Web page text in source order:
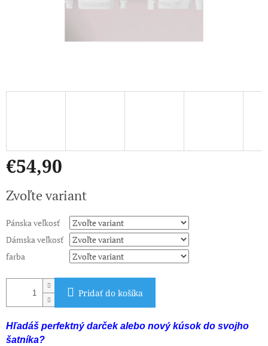
€54,90
cena:
Zvoľte variant
Pánska veľkosť
Dámska veľkosť
farba
Pridať do košíka
Hľadáš perfektný darček alebo nový kúsok do svojho
šatníka?